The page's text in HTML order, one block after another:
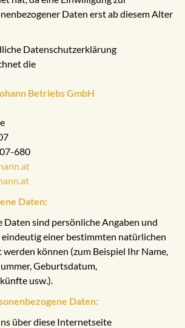
Daten erst ab diesem Alter
Datenschutzerklärung
die
Betriebs GmbH
680
Daten:
Daten sind persönliche Angaben und
eindeutig einer bestimmten natürlichen
können (zum Beispiel Ihr Name,
Geburtsdatum,
usw.).
Daten:
über diese Internetseite